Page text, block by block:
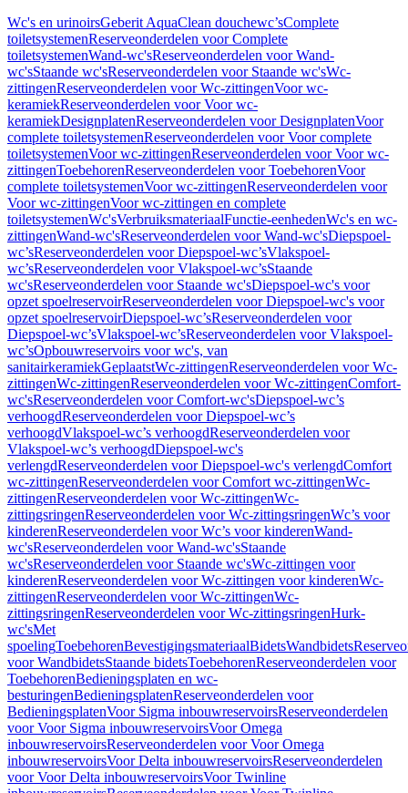
Wc's en urinoirsGeberit AquaClean douchewc’sComplete
toiletsystemenReserveonderdelen voor Complete
toiletsystemenWand-wc'sReserveonderdelen voor Wand-
wc'sStaande wc'sReserveonderdelen voor Staande wc'sWc-
zittingenReserveonderdelen voor Wc-zittingenVoor wc-
keramiekReserveonderdelen voor Voor wc-
keramiekDesignplatenReserveonderdelen voor DesignplatenVoor
complete toiletsystemenReserveonderdelen voor Voor complete
toiletsystemenVoor wc-zittingenReserveonderdelen voor Voor wc-
zittingenToebehorenReserveonderdelen voor ToebehorenVoor
complete toiletsystemenVoor wc-zittingenReserveonderdelen voor
Voor wc-zittingenVoor wc-zittingen en complete
toiletsystemenWc'sVerbruiksmateriaalFunctie-eenhedenWc's en wc-
zittingenWand-wc'sReserveonderdelen voor Wand-wc'sDiepspoel-
wc’sReserveonderdelen voor Diepspoel-wc’sVlakspoel-
wc’sReserveonderdelen voor Vlakspoel-wc’sStaande
wc'sReserveonderdelen voor Staande wc'sDiepspoel-wc's voor
opzet spoelreservoirReserveonderdelen voor Diepspoel-wc's voor
opzet spoelreservoirDiepspoel-wc’sReserveonderdelen voor
Diepspoel-wc’sVlakspoel-wc’sReserveonderdelen voor Vlakspoel-
wc’sOpbouwreservoirs voor wc's, van
sanitairkeramiekGeplaatstWc-zittingenReserveonderdelen voor Wc-
zittingenWc-zittingenReserveonderdelen voor Wc-zittingenComfort-
wc'sReserveonderdelen voor Comfort-wc'sDiepspoel-wc’s
verhoogdReserveonderdelen voor Diepspoel-wc’s
verhoogdVlakspoel-wc’s verhoogdReserveonderdelen voor
Vlakspoel-wc’s verhoogdDiepspoel-wc's
verlengdReserveonderdelen voor Diepspoel-wc's verlengdComfort
wc-zittingenReserveonderdelen voor Comfort wc-zittingenWc-
zittingenReserveonderdelen voor Wc-zittingenWc-
zittingsringenReserveonderdelen voor Wc-zittingsringenWc’s voor
kinderenReserveonderdelen voor Wc’s voor kinderenWand-
wc'sReserveonderdelen voor Wand-wc'sStaande
wc'sReserveonderdelen voor Staande wc'sWc-zittingen voor
kinderenReserveonderdelen voor Wc-zittingen voor kinderenWc-
zittingenReserveonderdelen voor Wc-zittingenWc-
zittingsringenReserveonderdelen voor Wc-zittingsringenHurk-
wc'sMet
spoelingToebehorenBevestigingsmateriaalBidetsWandbidets
voor WandbidetsStaande bidetsToebehorenReserveonderdelen voor
ToebehorenBedieningsplaten en wc-
besturingenBedieningsplatenReserveonderdelen voor
BedieningsplatenVoor Sigma inbouwreservoirsReserveonderdelen
voor Voor Sigma inbouwreservoirsVoor Omega
inbouwreservoirsReserveonderdelen voor Voor Omega
inbouwreservoirsVoor Delta inbouwreservoirsReserveonderdelen
voor Voor Delta inbouwreservoirsVoor Twinline